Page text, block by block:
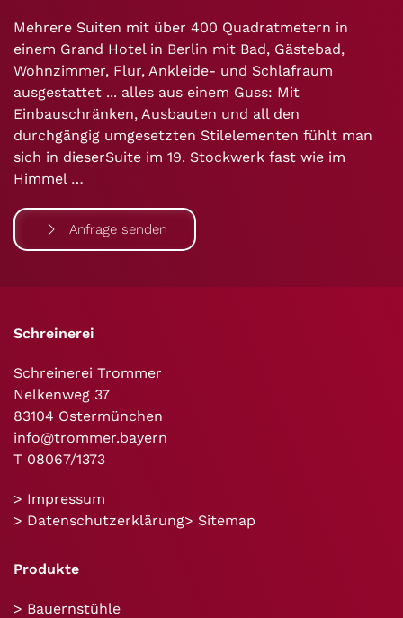
Mehrere Suiten mit über 400 Quadratmetern in
einem Grand Hotel in Berlin mit Bad, Gästebad,
Wohnzimmer, Flur, Ankleide- und Schlafraum
ausgestattet ... alles aus einem Guss: Mit
Einbauschränken, Ausbauten und all den
durchgängig umgesetzten Stilelementen fühlt man
sich in dieserSuite im 19. Stockwerk fast wie im
Himmel …
Anfrage senden
Schreinerei
Schreinerei Trommer
Nelkenweg 37
83104 Ostermünchen
info@trommer.bayern
T 08067/1373
> Impressum
> Datenschutzerklärung> Sitemap
Produkte
> Bauernstühle